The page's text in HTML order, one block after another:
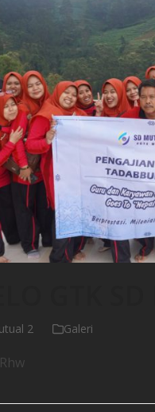
2 Galeri